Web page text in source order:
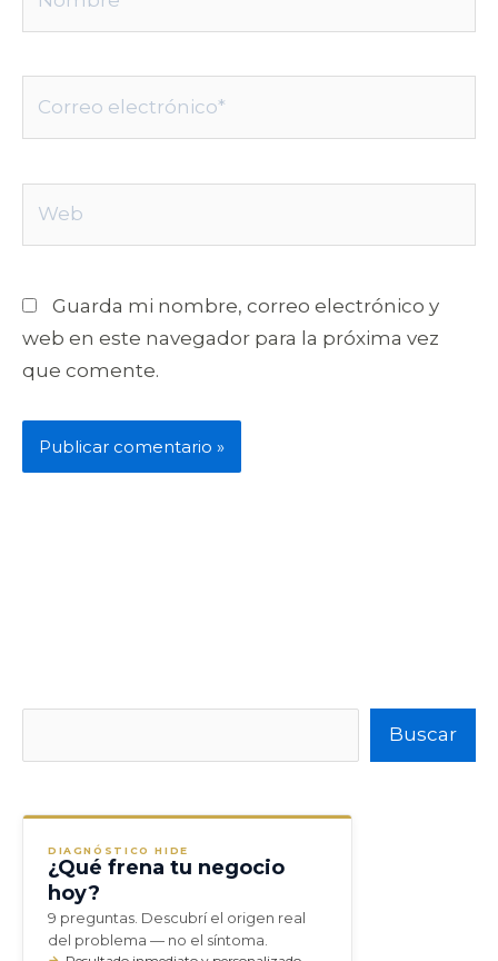
Guarda mi nombre, correo electrónico y
web en este navegador para la próxima vez
que comente.
Buscar
DIAGNÓSTICO HIDE
¿Qué frena tu negocio
hoy?
9 preguntas. Descubrí el origen real
del problema — no el síntoma.